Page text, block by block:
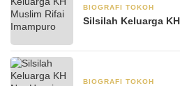
BIOGRAFI TOKOH
Silsilah Keluarga
BIOGRAFI TOKOH